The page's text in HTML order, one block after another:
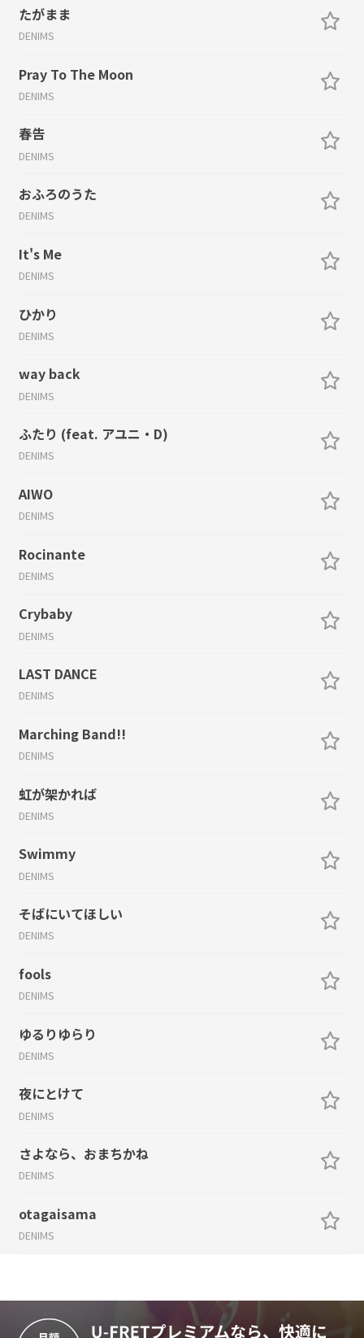
たがまま
DENIMS
Pray To The Moon
DENIMS
春告
DENIMS
おふろのうた
DENIMS
It's Me
DENIMS
ひかり
DENIMS
way back
DENIMS
ふたり (feat. アユニ・D)
DENIMS
AIWO
DENIMS
Rocinante
DENIMS
Crybaby
DENIMS
LAST DANCE
DENIMS
Marching Band!!
DENIMS
虹が架かれば
DENIMS
Swimmy
DENIMS
そばにいてほしい
DENIMS
fools
DENIMS
ゆるりゆらり
DENIMS
夜にとけて
DENIMS
さよなら、おまちかね
DENIMS
otagaisama
DENIMS